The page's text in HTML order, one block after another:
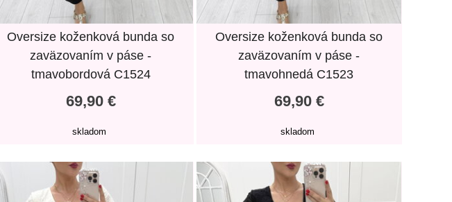
Oversize koženková bunda so
zaväzovaním v páse -
tmavobordová C1524
69,90 €
skladom
Oversize koženková bunda so
zaväzovaním v páse -
tmavohnedá C1523
69,90 €
skladom